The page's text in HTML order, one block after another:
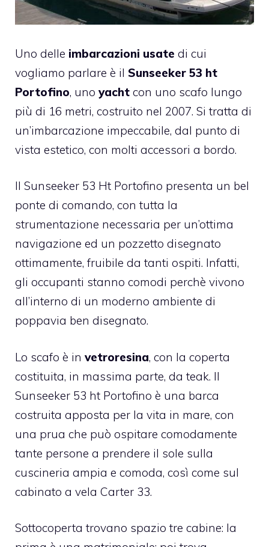
Uno delle imbarcazioni usate di cui
vogliamo parlare è il Sunseeker 53 ht
Portofino, uno yacht con uno scafo lungo
più di 16 metri, costruito nel 2007. Si tratta di
un’imbarcazione impeccabile, dal punto di
vista estetico, con molti accessori a bordo.
Il Sunseeker 53 Ht Portofino presenta un bel
ponte di comando, con tutta la
strumentazione necessaria per un’ottima
navigazione ed un pozzetto disegnato
ottimamente, fruibile da tanti ospiti. Infatti,
gli occupanti stanno comodi perchè vivono
all’interno di un moderno ambiente di
poppavia ben disegnato.
Lo scafo è in vetroresina, con la coperta
costituita, in massima parte, da teak. Il
Sunseeker 53 ht Portofino è una barca
costruita apposta per la vita in mare, con
una prua che può ospitare comodamente
tante persone a prendere il sole sulla
cuscineria ampia e comoda, così come sul
cabinato a vela Carter 33.
Sottocoperta trovano spazio tre cabine: la